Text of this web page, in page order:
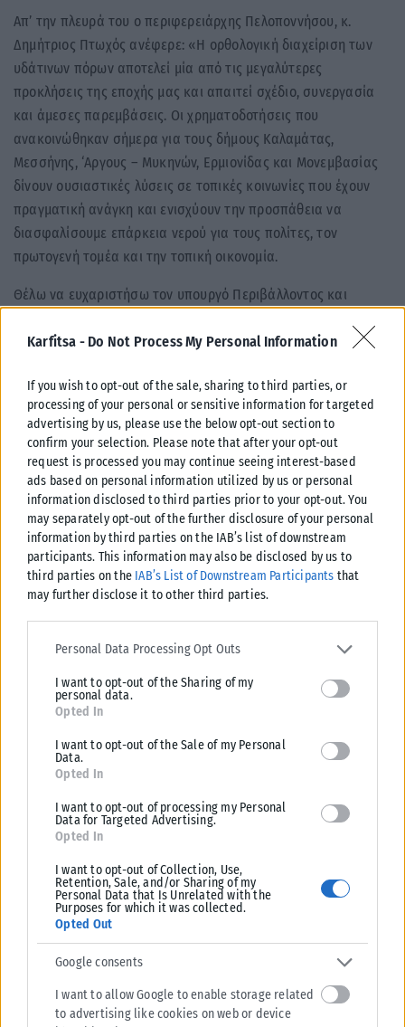
Karfitsa - Do Not Process My Personal Information
If you wish to opt-out of the sale, sharing to third parties, or
processing of your personal or sensitive information for targeted
advertising by us, please use the below opt-out section to
confirm your selection. Please note that after your opt-out
request is processed you may continue seeing interest-based
ads based on personal information utilized by us or personal
information disclosed to third parties prior to your opt-out. You
may separately opt-out of the further disclosure of your personal
information by third parties on the IAB’s list of downstream
participants. This information may also be disclosed by us to
third parties on the IAB’s List of Downstream Participants that
may further disclose it to other third parties.
Please note that this website/app uses one or more Google
services and may gather and store information including but not
deny consent to Google and its third-party tags to use your data
for below specified purposes in below Google consent section.
Personal Data Processing Opt Outs
I want to opt-out of the Sharing of my
personal data.
Opted In
I want to opt-out of the Sale of my Personal
Data.
Opted In
I want to opt-out of processing my Personal
Data for Targeted Advertising.
Opted In
I want to opt-out of Collection, Use,
Retention, Sale, and/or Sharing of my
Personal Data that Is Unrelated with the
Purposes for which it was collected.
Opted Out
Google consents
I want to allow Google to enable storage related
to advertising like cookies on web or device
Απ’ την πλευρά του ο περιφερειάρχης Πελοποννήσου, κ.
Δημήτριος Πτωχός ανέφερε: «Η ορθολογική διαχείριση των
υδάτινων πόρων αποτελεί μία από τις μεγαλύτερες
προκλήσεις της εποχής μας και απαιτεί σχέδιο, συνεργασία
και άμεσες παρεμβάσεις. Οι χρηματοδοτήσεις που
ανακοινώθηκαν σήμερα για τους δήμους Καλαμάτας,
Μεσσήνης, ‘Αργους – Μυκηνών, Ερμιονίδας και Μονεμβασίας
δίνουν ουσιαστικές λύσεις σε τοπικές κοινωνίες που έχουν
πραγματική ανάγκη και ενισχύουν την προσπάθεια να
διασφαλίσουμε επάρκεια νερού για τους πολίτες, τον
πρωτογενή τομέα και την τοπική οικονομία.
Θέλω να ευχαριστήσω τον υπουργό Περιβάλλοντος και
και την έμπρακτη στήριξη προς την Πελοπόννησο. Ως
Πολιτεία και τους δήμους, ώστε κάθε διαθέσιμος πόρος να
μετατρέπεται σε έργα με πραγματικό αποτύπωμα για τους
πολίτες».
Στην εκδήλωση που πραγματοποιήθηκε στην Τρίπολη,
συμμετείχαν ο υφυπουργός Προστασίας του Πολίτη και
βουλευτής Μεσσηνίας, Ιωάννης Λαμπρόπουλος, οι βουλευτές
Μεσσηνίας, Μίλτος Χρυσομάλλης, Περικλής Μαντάς, ο
περιφερειάρχης Πελοποννήσου, Δημήτριος Πτωχός, ο
αναπληρωτής περιφερειάρχης, Χρήστος Λαμπρόπουλος, ο
Αδαμόπουλος, ο αντιπεριφερειάρχης ΠΕ Αργολίδος, Βασίλειος
Σιδέρης, και ο αντιπεριφερειάρχης Ενέργειας, Περιβάλλοντος
και Κυκλικής Οικονομίας, Ευστάθιος Αναστόπουλος.
Επίσης, συμμετείχαν οι δήμαρχοι ‘Αργους-Μυκηνών, Ιωάννης
Μαλτέζος, Ερμιονίδας, Ιωάννης Γεωργόπουλος, Μονεμβασιάς,
Καλαμάτας, Αθανάσιος Βασιλόπουλος.
Σχετικά Άρθρα